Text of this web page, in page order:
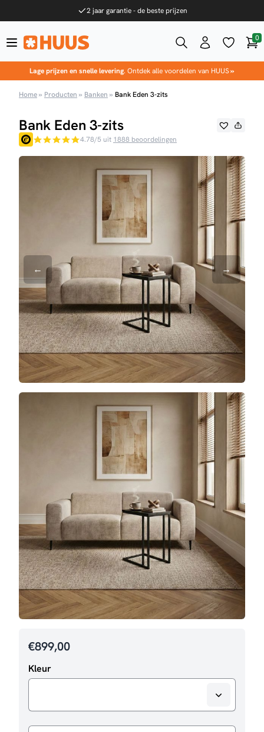
2 jaar garantie - de beste prijzen
0
Lage prijzen en snelle levering. Ontdek alle voordelen van HUUS»
Home» Producten » Banken » Bank Eden 3-zits
Bank Eden 3-zits
4.78/5 uit 1888 beoordelingen
€899,00
Kleur